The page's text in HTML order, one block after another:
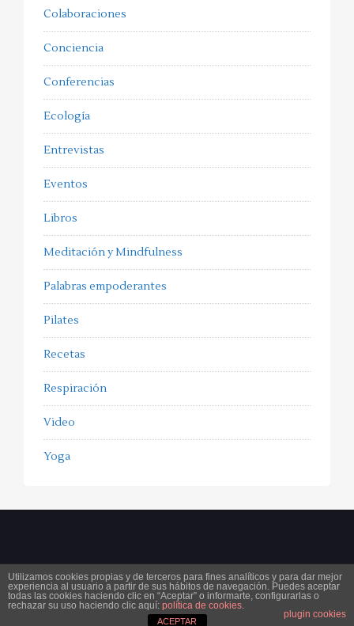
Colaboraciones
Conciencia
Conferencias
Ecología
Entrevistas
Eventos
Libros
Meditación y Mindfulness
Palabras empoderantes
Pilates
Recetas
Respiración
Video
Yoga
Copyright 2025ferorpinell.com. All Rights Reserved. Aviso legalCondiciones generales de
contratación Política de cookiesProtección de datos
Utilizamos cookies propias y de terceros para fines analíticos y para dar mejor
experiencia al usuario a partir de sus hábitos de navegación. Puedes aceptar
todas las cookies haciendo clic en “Aceptar” o informarte, configurarlas o
rechazar su uso haciendo clic aquí: política de cookies.
plugin cookies
ACEPTAR